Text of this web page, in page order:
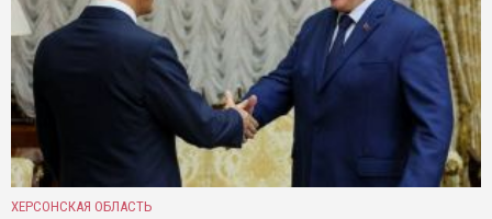
ХЕРСОНСКАЯ ОБЛАСТЬ